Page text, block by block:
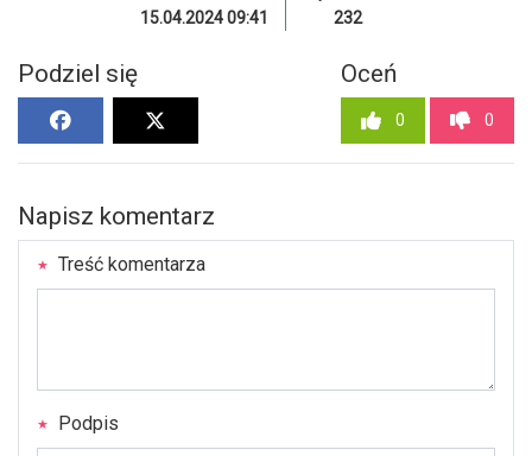
15.04.2024 09:41
232
Podziel się Oceń
0 0
Napisz komentarz
Treść komentarza
Podpis